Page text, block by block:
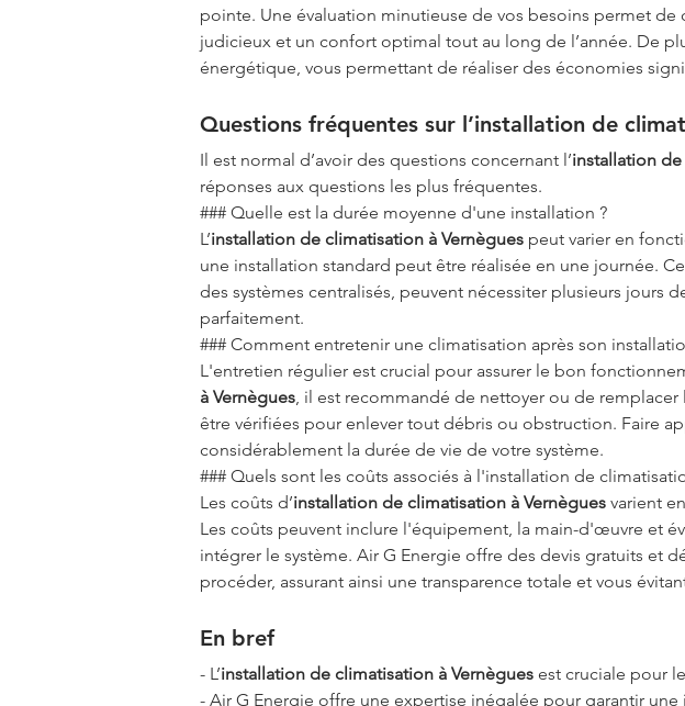
pointe. Une évaluation minutieuse de vos besoins permet de
judicieux et un confort optimal tout au long de l’année. De
énergétique, vous permettant de réaliser des économies
Questions fréquentes sur l’installation de
Il est normal d’avoir des questions concernant l’installation
réponses aux questions les plus fréquentes.
### Quelle est la durée moyenne d'une installation ?
L’installation de climatisation à Vernègues peut varier en
une installation standard peut être réalisée en une journée.
des systèmes centralisés, peuvent nécessiter plusieurs jours
parfaitement.
### Comment entretenir une climatisation après son
L'entretien régulier est crucial pour assurer le bon
à Vernègues , il est recommandé de nettoyer ou de
être vérifiées pour enlever tout débris ou obstruction. Faire
considérablement la durée de vie de votre système.
### Quels sont les coûts associés à l'installation de
Les coûts d’installation de climatisation à Vernègues varient
Les coûts peuvent inclure l'équipement, la main-d'œuvre et
intégrer le système. Air G Energie offre des devis gratuits et
procéder, assurant ainsi une transparence totale et vous
En bref
- L’installation de climatisation à Vernègues est cruciale pour
- Air G Energie offre une expertise inégalée pour garantir